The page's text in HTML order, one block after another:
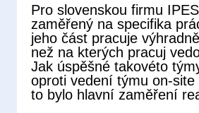
Pro slovenskou firmu
zaměřený na specifika
jeho část pracuje
než na kterých pracuj
Jak úspěšné takovéto
oproti vedení týmu on-
to bylo hlavní zaměření